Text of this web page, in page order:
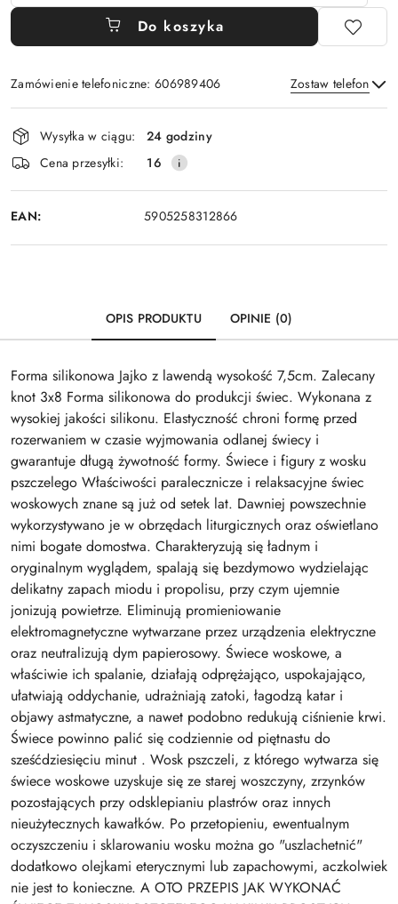
Do koszyka
Zamówienie telefoniczne: 606989406 Zostaw telefon
Wyślij
Dostępność
i
dostawa
Wysyłka w ciągu:
24 godziny
Cena przesyłki:
16
EAN: 5905258312866
OPIS PRODUKTU OPINIE (0)
Forma silikonowa Jajko z lawendą wysokość 7,5cm. Zalecany
knot 3x8 Forma silikonowa do produkcji świec. Wykonana z
wysokiej jakości silikonu. Elastyczność chroni formę przed
rozerwaniem w czasie wyjmowania odlanej świecy i
gwarantuje długą żywotność formy. Świece i figury z wosku
pszczelego Właściwości paralecznicze i relaksacyjne świec
woskowych znane są już od setek lat. Dawniej powszechnie
wykorzystywano je w obrzędach liturgicznych oraz oświetlano
nimi bogate domostwa. Charakteryzują się ładnym i
oryginalnym wyglądem, spalają się bezdymowo wydzielając
delikatny zapach miodu i propolisu, przy czym ujemnie
jonizują powietrze. Eliminują promieniowanie
elektromagnetyczne wytwarzane przez urządzenia elektryczne
oraz neutralizują dym papierosowy. Świece woskowe, a
właściwie ich spalanie, działają odprężająco, uspokajająco,
ułatwiają oddychanie, udrażniają zatoki, łagodzą katar i
objawy astmatyczne, a nawet podobno redukują ciśnienie krwi.
Świece powinno palić się codziennie od piętnastu do
sześćdziesięciu minut . Wosk pszczeli, z którego wytwarza się
świece woskowe uzyskuje się ze starej woszczyny, zrzynków
pozostających przy odsklepianiu plastrów oraz innych
nieużytecznych kawałków. Po przetopieniu, ewentualnym
oczyszczeniu i sklarowaniu wosku można go "uszlachetnić"
dodatkowo olejkami eterycznymi lub zapachowymi, aczkolwiek
nie jest to konieczne. A OTO PRZEPIS JAK WYKONAĆ